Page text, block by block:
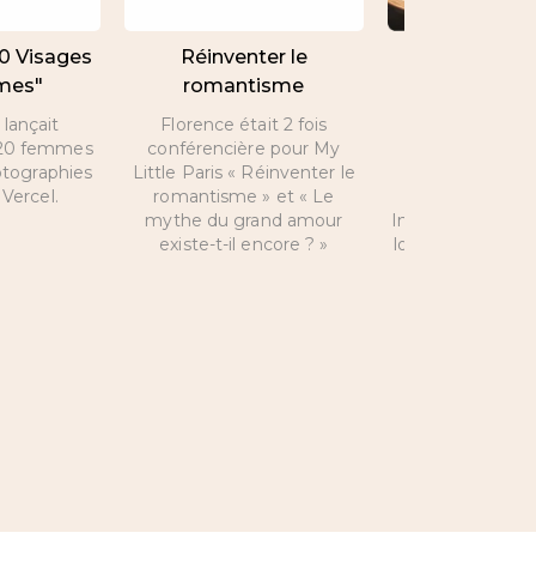
Visages
femmes
Réinventer le
romantisme
Florence était 2 fois
conférencière pour My
Little Paris « Réinventer le
romantisme » et « Le
mythe du grand amour
existe-t-il encore ? »
Intelligence et
love coach peut